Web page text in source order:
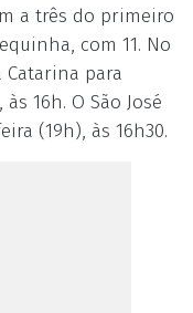
a três do primeiro
com 11. No
para
16h. O São José
(19h), às 16h30.